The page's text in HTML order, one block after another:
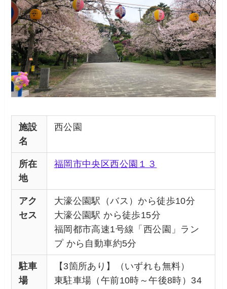
施設
名
西公園
所在
地
福岡市中央区西公園１３
アク
セス
大濠公園駅（バス）から徒歩10分
大濠公園駅 から徒歩15分
福岡都市高速1号線「西公園」ラン
プ から自動車約5分
駐車
場
【3箇所あり】（いずれも無料）
東駐車場（午前10時～午後8時）34